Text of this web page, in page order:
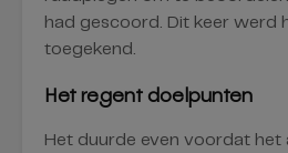
had gescoord. Dit keer werd
toegekend.
Het regent doelpunten
Het duurde even voordat het